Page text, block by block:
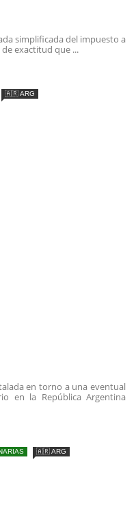
simplificada del impuesto a
exactitud que ...
🇦🇷 ARG
en torno a una eventual
en la República Argentina
🇦🇷 ARG